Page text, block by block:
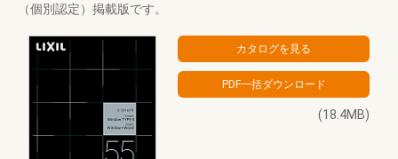
（個別認定）掲載版です。
(18.4MB)